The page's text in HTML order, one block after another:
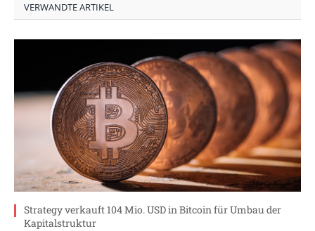
VERWANDTE ARTIKEL
Strategy verkauft 104 Mio. USD in Bitcoin für Umbau der
Kapitalstruktur